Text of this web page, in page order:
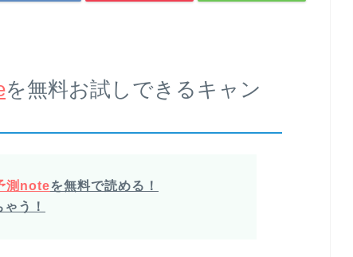
を無料お試しできるキャン
測noteを無料で読める！
う！